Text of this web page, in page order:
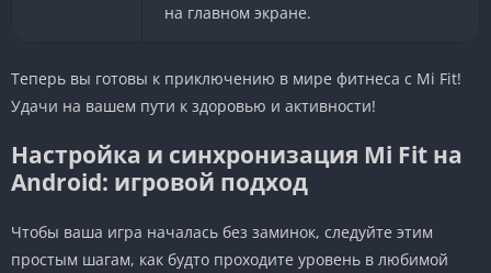
на главном экране.
Теперь вы готовы к приключению в мире фитнеса с Mi Fit!
Удачи на вашем пути к здоровью и активности!
Настройка и синхронизация Mi Fit на
Android: игровой подход
Чтобы ваша игра началась без заминок, следуйте этим
простым шагам, как будто проходите уровень в любимой